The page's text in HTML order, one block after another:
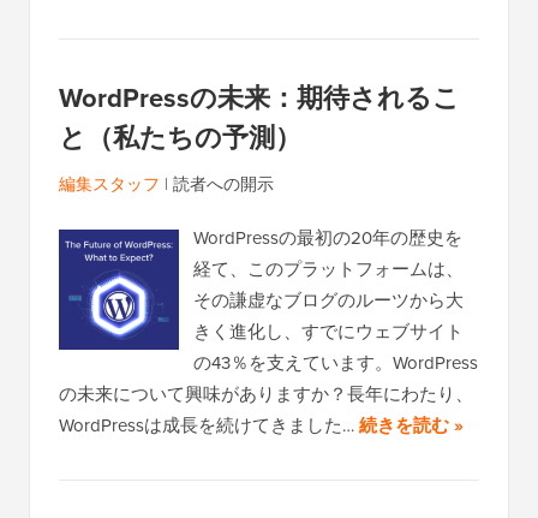
WordPressの未来：期待されるこ
と（私たちの予測）
編集スタッフ | 読者への開示
WordPressの最初の20年の歴史を
経て、このプラットフォームは、
その謙虚なブログのルーツから大
きく進化し、すでにウェブサイト
の43％を支えています。WordPress
の未来について興味がありますか？長年にわたり、
WordPressは成長を続けてきました…続きを読む »